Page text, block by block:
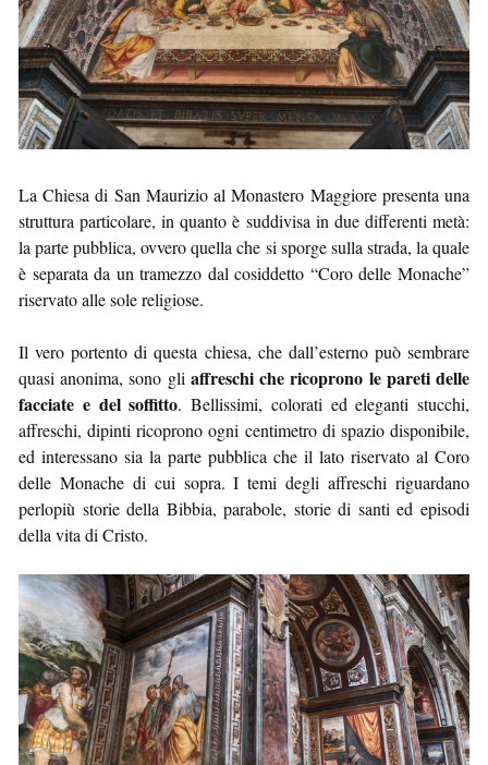
La Chiesa di San Maurizio al Monastero Maggiore presenta una
struttura particolare, in quanto è suddivisa in due differenti metà:
la parte pubblica, ovvero quella che si sporge sulla strada, la quale
è separata da un tramezzo dal cosiddetto “Coro delle Monache”
riservato alle sole religiose.
Il vero portento di questa chiesa, che dall’esterno può sembrare
quasi anonima, sono gli affreschi che ricoprono le pareti delle
facciate e del soffitto. Bellissimi, colorati ed eleganti stucchi,
affreschi, dipinti ricoprono ogni centimetro di spazio disponibile,
ed interessano sia la parte pubblica che il lato riservato al Coro
delle Monache di cui sopra. I temi degli affreschi riguardano
perlopiù storie della Bibbia, parabole, storie di santi ed episodi
della vita di Cristo.